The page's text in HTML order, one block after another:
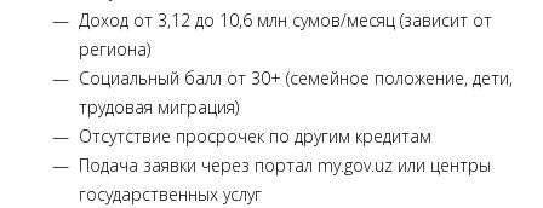
Доход от 3,12 до 10,6 млн сумов/месяц (зависит от
региона)
Социальный балл от 30+ (семейное положение, дети,
трудовая миграция)
Отсутствие просрочек по другим кредитам
Подача заявки через портал my.gov.uz или центры
государственных услуг